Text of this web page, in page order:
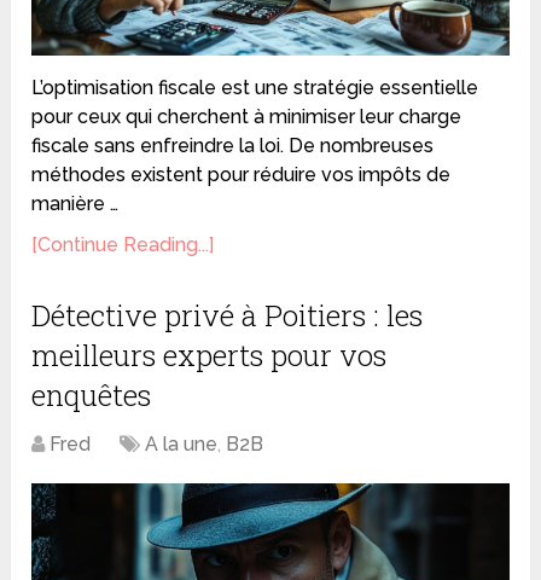
L’optimisation fiscale est une stratégie essentielle
pour ceux qui cherchent à minimiser leur charge
fiscale sans enfreindre la loi. De nombreuses
méthodes existent pour réduire vos impôts de
manière …
[Continue Reading...]
Détective privé à Poitiers : les
meilleurs experts pour vos
enquêtes
Fred A la une, B2B